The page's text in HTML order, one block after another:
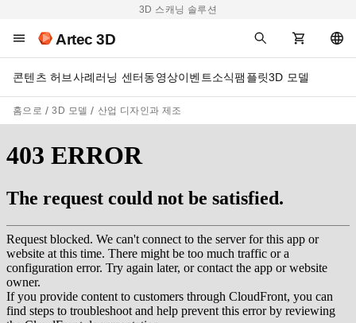
3D 스캐닝 솔루션
Artec 3D
콘텐츠 허브사례러닝 센터동영상이벤트소식팸플릿3D 모델
홈으로 3D 모델 산업 디자인과 제조